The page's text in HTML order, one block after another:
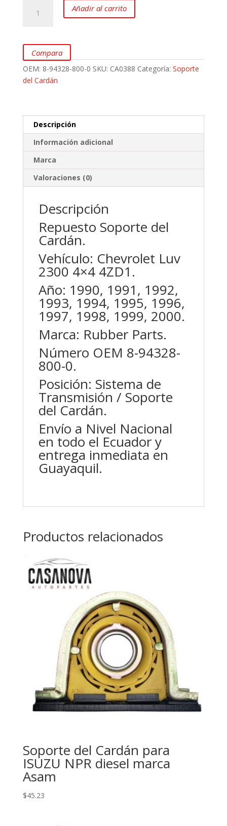
CHEVROLET
Luv
2300
4x4
Parts
cantidad
Añadir al carrito
Compara
OEM: 8-94328-800-0 SKU: CA0388 Categoría: Soporte
del Cardán
Descripción
Información adicional
Marca
Valoraciones (0)
Descripción
Repuesto Soporte del
Cardán.
Vehículo: Chevrolet Luv
2300 4×4 4ZD1.
Año: 1990, 1991, 1992,
1993, 1994, 1995, 1996,
1997, 1998, 1999, 2000.
Marca: Rubber Parts.
Número OEM 8-94328-
800-0.
Posición: Sistema de
Transmisión / Soporte
del Cardán.
Envío a Nivel Nacional
en todo el Ecuador y
entrega inmediata en
Guayaquil.
Productos relacionados
Soporte del Cardán para
ISUZU NPR diesel marca
Asam
$45.23